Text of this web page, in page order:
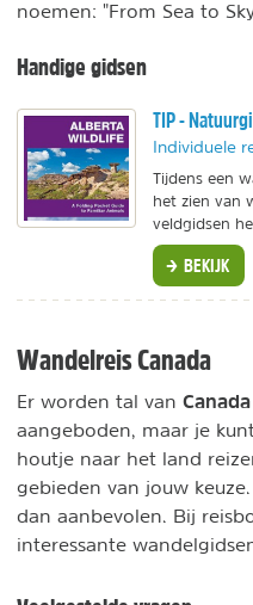
noemen: "From Sea to
Handige gidsen
TIP -
Individuele
Tijdens een
het zien van
veldgidsen
BEKIJK
Wandelreis Canada
Er worden tal van
aangeboden, maar je
houtje naar het land
gebieden van jouw
dan aanbevolen. Bij
interessante